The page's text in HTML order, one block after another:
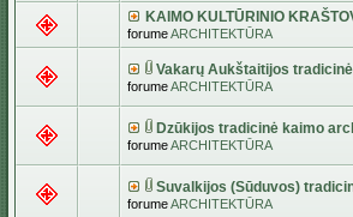
KAIMO KULTŪRINIO
forumeARCHITEKTŪRA
Vakarų Aukštaitijos
forumeARCHITEKTŪRA
Dzūkijos tradicinė kaimo
forumeARCHITEKTŪRA
Suvalkijos (Sūduvos)
forumeARCHITEKTŪRA